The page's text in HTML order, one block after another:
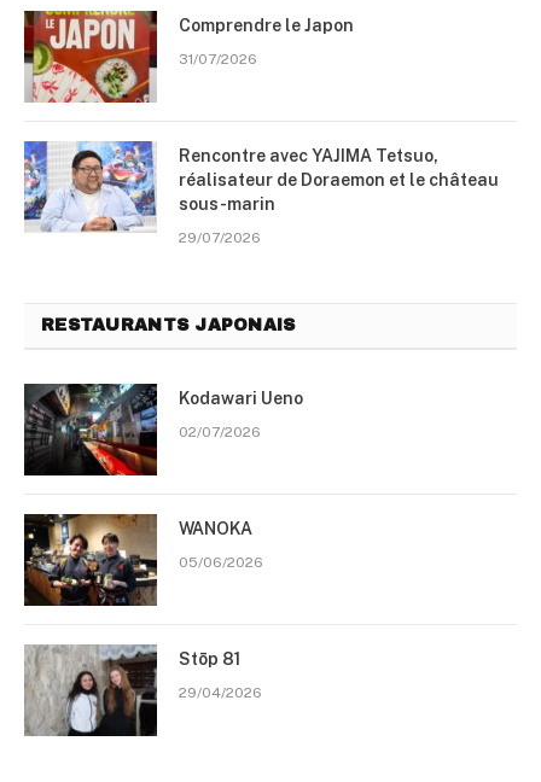
Comprendre le Japon
31/07/2026
Rencontre avec YAJIMA Tetsuo,
réalisateur de Doraemon et le château
sous-marin
29/07/2026
RESTAURANTS JAPONAIS
Kodawari Ueno
02/07/2026
WANOKA
05/06/2026
Stōp 81
29/04/2026